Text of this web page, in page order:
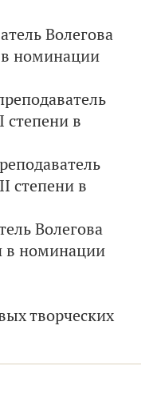
Волегова
номинации
степени в
степени в
Волегова
в номинации
творческих